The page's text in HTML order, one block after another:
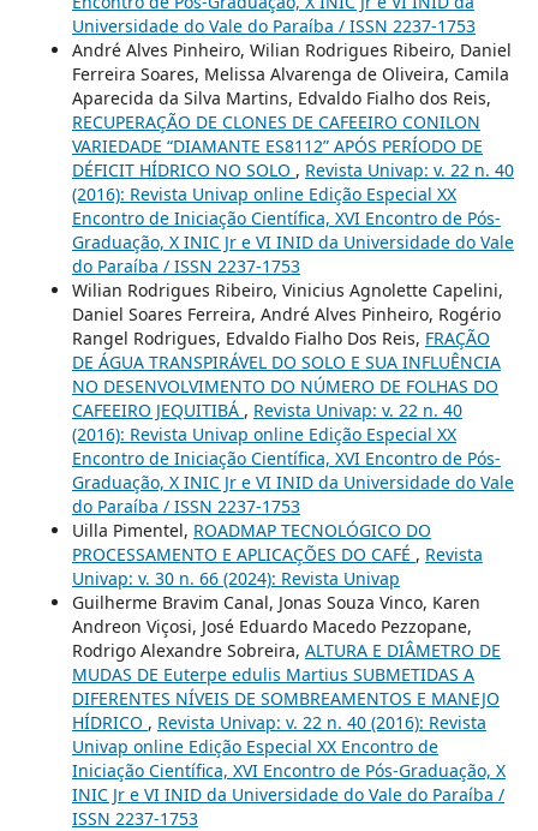
Universidade do Vale do Paraíba / ISSN 2237-1753
André Alves Pinheiro, Wilian Rodrigues Ribeiro, Daniel
Ferreira Soares, Melissa Alvarenga de Oliveira, Camila
Aparecida da Silva Martins, Edvaldo Fialho dos Reis,
RECUPERAÇÃO DE CLONES DE CAFEEIRO CONILON
VARIEDADE “DIAMANTE ES8112” APÓS PERÍODO DE
DÉFICIT HÍDRICO NO SOLO , Revista Univap: v. 22 n. 40
(2016): Revista Univap online Edição Especial XX
Encontro de Iniciação Científica, XVI Encontro de Pós-
Graduação, X INIC Jr e VI INID da Universidade do Vale
do Paraíba / ISSN 2237-1753
Wilian Rodrigues Ribeiro, Vinicius Agnolette Capelini,
Daniel Soares Ferreira, André Alves Pinheiro, Rogério
Rangel Rodrigues, Edvaldo Fialho Dos Reis, FRAÇÃO
DE ÁGUA TRANSPIRÁVEL DO SOLO E SUA INFLUÊNCIA
NO DESENVOLVIMENTO DO NÚMERO DE FOLHAS DO
CAFEEIRO JEQUITIBÁ , Revista Univap: v. 22 n. 40
(2016): Revista Univap online Edição Especial XX
Encontro de Iniciação Científica, XVI Encontro de Pós-
Graduação, X INIC Jr e VI INID da Universidade do Vale
do Paraíba / ISSN 2237-1753
Uilla Pimentel, ROADMAP TECNOLÓGICO DO
PROCESSAMENTO E APLICAÇÕES DO CAFÉ , Revista
Univap: v. 30 n. 66 (2024): Revista Univap
Guilherme Bravim Canal, Jonas Souza Vinco, Karen
Andreon Viçosi, José Eduardo Macedo Pezzopane,
Rodrigo Alexandre Sobreira, ALTURA E DIÂMETRO DE
MUDAS DE Euterpe edulis Martius SUBMETIDAS A
DIFERENTES NÍVEIS DE SOMBREAMENTOS E MANEJO
HÍDRICO , Revista Univap: v. 22 n. 40 (2016): Revista
Univap online Edição Especial XX Encontro de
Iniciação Científica, XVI Encontro de Pós-Graduação, X
INIC Jr e VI INID da Universidade do Vale do Paraíba /
ISSN 2237-1753